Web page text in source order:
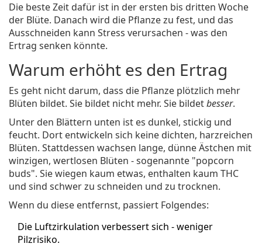
Die beste Zeit dafür ist in der ersten bis dritten Woche
der Blüte. Danach wird die Pflanze zu fest, und das
Ausschneiden kann Stress verursachen - was den
Ertrag senken könnte.
Warum erhöht es den Ertrag
Es geht nicht darum, dass die Pflanze plötzlich mehr
Blüten bildet. Sie bildet nicht mehr. Sie bildetbesser.
Unter den Blättern unten ist es dunkel, stickig und
feucht. Dort entwickeln sich keine dichten, harzreichen
Blüten. Stattdessen wachsen lange, dünne Ästchen mit
winzigen, wertlosen Blüten - sogenannte "popcorn
buds". Sie wiegen kaum etwas, enthalten kaum THC
und sind schwer zu schneiden und zu trocknen.
Wenn du diese entfernst, passiert Folgendes:
Die Luftzirkulation verbessert sich - weniger
Pilzrisiko.